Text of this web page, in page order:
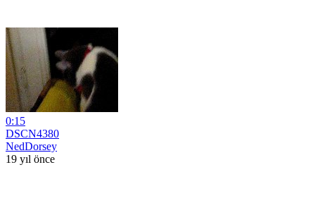
0:15
DSCN4380
NedDorsey
19 yıl önce